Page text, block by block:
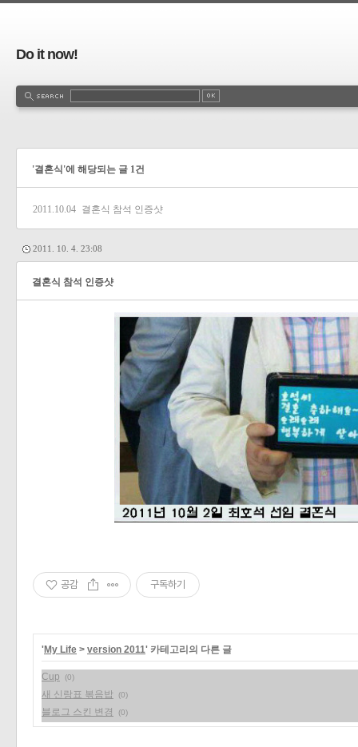
Do it now!
'결혼식'에 해당되는 글 1건
2011.10.04 결혼식 참석 인증샷
2011. 10. 4. 23:08
결혼식 참석 인증샷
공감 구독하기
'My Life > version 2011' 카테고리의 다른 글
Cup (0)
새 신랑표 볶음밥 (0)
블로그 스킨 변경 (0)